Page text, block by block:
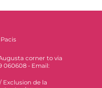
corner to via
060608 - Email:
/ Exclusion de la